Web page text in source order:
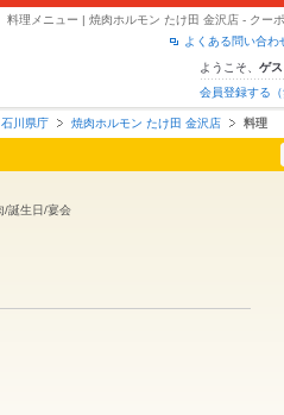
料理メニュー | 焼肉ホルモン たけ田 金沢店 - クー
よくある問い合わ
ようこそ、 ゲス
会員登録する（
石川県庁 焼肉ホルモン たけ田 金沢店 料理
/誕生日/宴会